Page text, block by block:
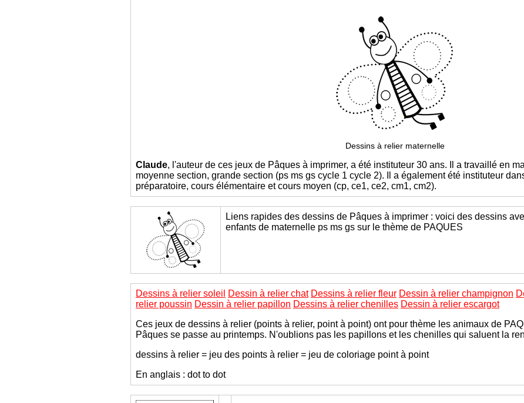
Dessins à relier maternelle
Claude, l'auteur de ces jeux de Pâques à imprimer, a été instituteur 30 ans. Il a travaillé en
moyenne section, grande section (ps ms gs cycle 1 cycle 2). Il a également été instituteur
préparatoire, cours élémentaire et cours moyen (cp, ce1, ce2, cm1, cm2).
Liens rapides des dessins de Pâques à imprimer : voici des dessins
enfants de maternelle ps ms gs sur le thème de PAQUES
Dessins à relier soleil Dessin à relier chat Dessins à relier fleur Dessin à relier champignon
relier poussin Dessin à relier papillon Dessins à relier chenilles Dessin à relier escargot
Ces jeux de dessins à relier (points à relier, point à point) ont pour thème les animaux de
Pâques se passe au printemps. N'oublions pas les papillons et les chenilles qui saluent la
dessins à relier = jeu des points à relier = jeu de coloriage point à point
En anglais : dot to dot